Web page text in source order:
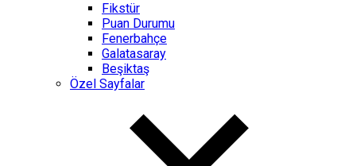
Fikstür
Puan Durumu
Fenerbahçe
Galatasaray
Beşiktaş
Özel Sayfalar